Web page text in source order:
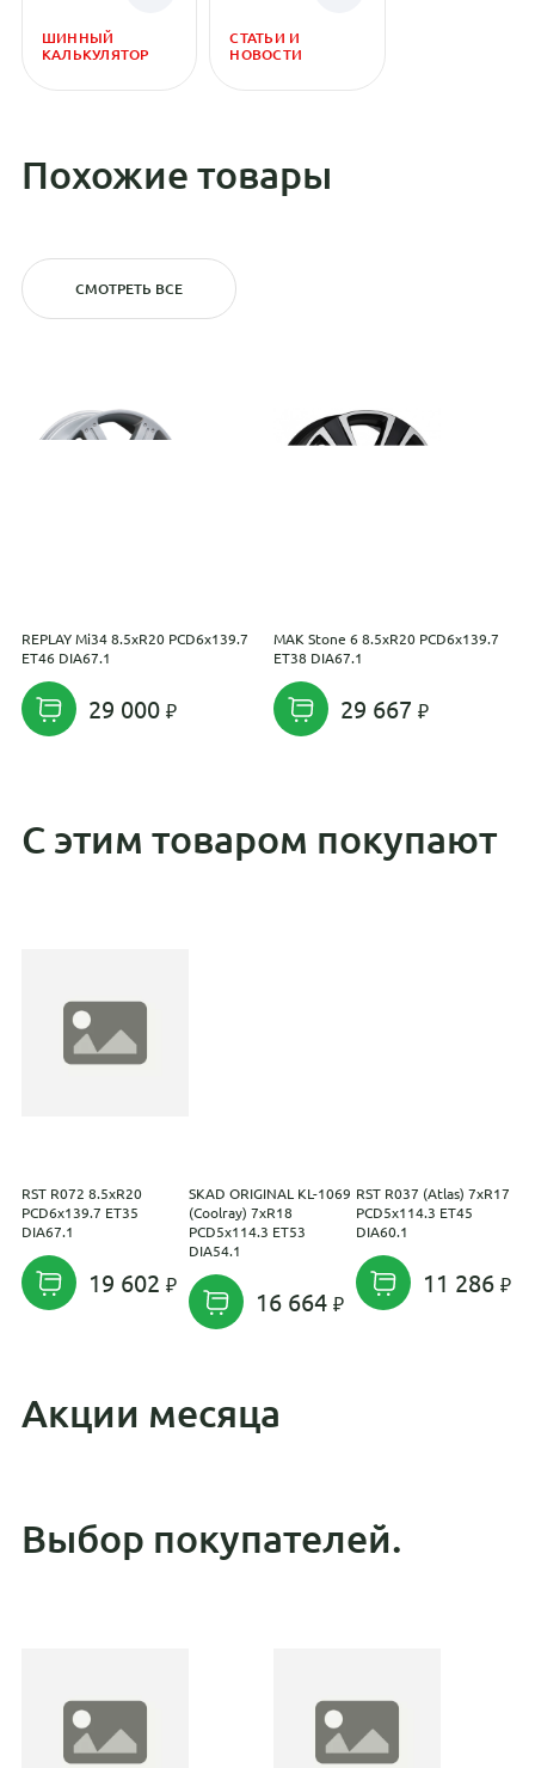
ШИННЫЙ
КАЛЬКУЛЯТОР
СТАТЬИ И
НОВОСТИ
Похожие товары
СМОТРЕТЬ ВСЕ
REPLAY Mi34 8.5xR20 PCD6x139.7
ET46 DIA67.1
29 000
MAK Stone 6 8.5xR20 PCD6x139.7
ET38 DIA67.1
29 667
С этим товаром покупают
RST R072 8.5xR20
PCD6x139.7 ET35
DIA67.1
19 602
SKAD ORIGINAL KL-1069
(Coolray) 7xR18
PCD5x114.3 ET53
DIA54.1
16 664
RST R037 (Atlas) 7xR17
PCD5x114.3 ET45
DIA60.1
11 286
Акции месяца
Выбор покупателей.